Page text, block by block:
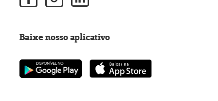
Baixe nosso aplicativo